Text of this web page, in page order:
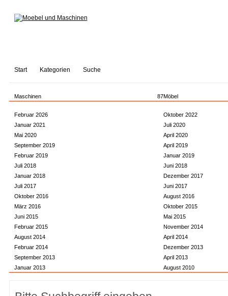
Start Kategorien Suche
Maschinen 87Möbel
Februar 2026
Oktober 2022
Januar 2021
Juli 2020
Mai 2020
April 2020
September 2019
April 2019
Februar 2019
Januar 2019
Juli 2018
Juni 2018
Januar 2018
Dezember 2017
Juli 2017
Juni 2017
Oktober 2016
August 2016
März 2016
Oktober 2015
Juni 2015
Mai 2015
Februar 2015
November 2014
August 2014
April 2014
Februar 2014
Dezember 2013
September 2013
April 2013
Januar 2013
August 2010